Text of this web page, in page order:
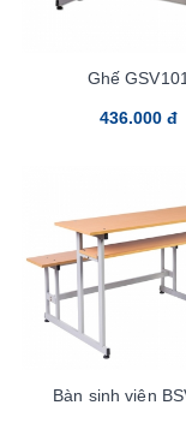
Ghế GSV101
436.000 đ
Bàn sinh viên